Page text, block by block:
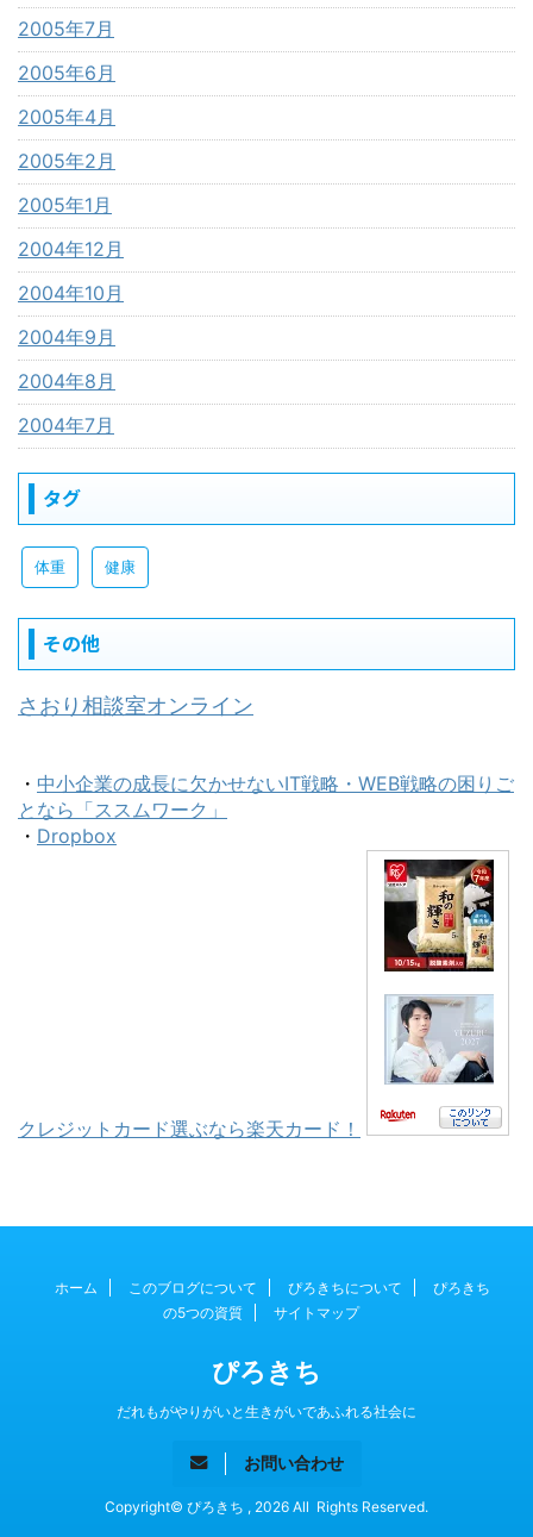
2005年7月
2005年6月
2005年4月
2005年2月
2005年1月
2004年12月
2004年10月
2004年9月
2004年8月
2004年7月
タグ
体重 健康
その他
さおり相談室オンライン
・ 中小企業の成長に欠かせないIT戦略・WEB戦略の困りご
となら「ススムワーク」
・ Dropbox
クレジットカード選ぶなら楽天カード！
ホーム このブログについて ぴろきちについて
ぴろきち
の5つの資質
サイトマップ
ぴろきち
だれもがやりがいと生きがいであふれる社会に
お問い合わせ
Copyright© ぴろきち , 2026 All Rights Reserved.